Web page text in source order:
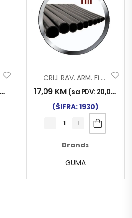
CRIJ. RAV. ARM. Fi 35×1000
17,09 KM (sa PDV: 20,00
(ŠIFRA: 1930)
Brands
GUMA